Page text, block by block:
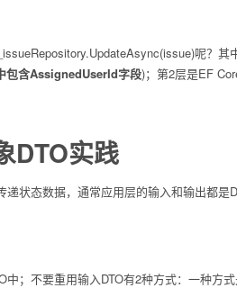
_issueRepository.UpdateAsync(issue)呢？其
包含AssignedUserId字段)；第2层是EF
DTO实践
递状态数据，通常应用层的输入和输出都是
中；不要重用输入DTO有2种方式：一种方